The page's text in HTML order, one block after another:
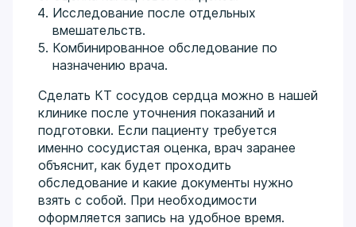
Исследование после отдельных
вмешательств.
Комбинированное обследование по
назначению врача.
Сделать КТ сосудов сердца можно в нашей
клинике после уточнения показаний и
подготовки. Если пациенту требуется
именно сосудистая оценка, врач заранее
объяснит, как будет проходить
обследование и какие документы нужно
взять с собой. При необходимости
оформляется запись на удобное время.